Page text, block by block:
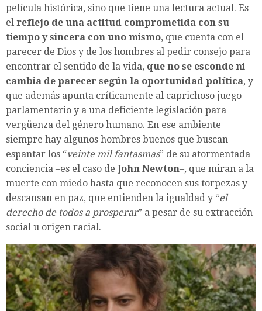
película histórica, sino que tiene una lectura actual. Es
el reflejo de una actitud comprometida con su
tiempo y sincera con uno mismo, que cuenta con el
parecer de Dios y de los hombres al pedir consejo para
encontrar el sentido de la vida, que no se esconde ni
cambia de parecer según la oportunidad política, y
que además apunta críticamente al caprichoso juego
parlamentario y a una deficiente legislación para
vergüenza del género humano. En ese ambiente
siempre hay algunos hombres buenos que buscan
espantar los “veinte mil fantasmas” de su atormentada
conciencia –es el caso de John Newton–, que miran a la
muerte con miedo hasta que reconocen sus torpezas y
descansan en paz, que entienden la igualdad y “el
derecho de todos a prosperar” a pesar de su extracción
social u origen racial.